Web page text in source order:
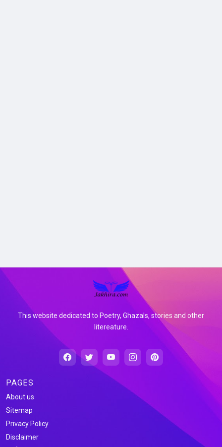
This website dedicated to Poetry, Ghazals, stories and other
litereature.
PAGES
About us
Sitemap
Privacy Policy
Disclaimer